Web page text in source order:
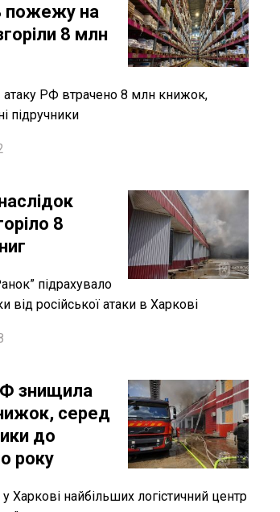
пожежу на
8 млн
атаку РФ втрачено 8 млн книжок,
підручники
8
підрахувало
від російської атаки в Харкові
знищила
серед
до
року
у Харкові найбільших логістичний центр